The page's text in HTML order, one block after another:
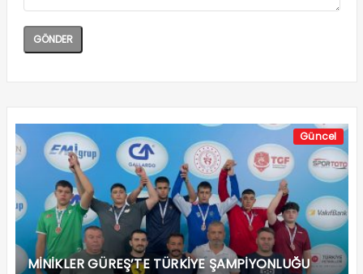
Güncel
MİNİKLER GÜREŞ’TE TÜRKİYE ŞAMPİYONLUĞU